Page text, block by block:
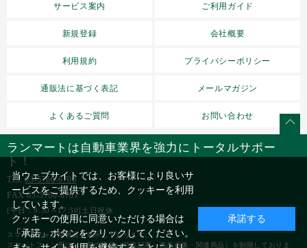
サービス案内 ご利用ガイド
新規登録 会社概要
利用規約 プライバシーポリシー
通販法に基づく表記 メールマガジン
よくあるご質問 お問い合わせ
ランマートは自動車業界を強力にトータルサポー
ト！
TEL03-5766-6700
FAX 03-5760-6701
[平日：9:30～17:30]土日祝休
スマートフォン用画面を表示しております。
スマートフォン用は、一部の表示（特集記事・商品画像・関連商品）を制限しておりま
当ウェブサイトでは、お客様により良いサ
ービスをご提供するため、クッキーを利用
しています。
クッキーの使用に同意いただける場合は
「承諾」ボタンをクリックしてください。
承諾する